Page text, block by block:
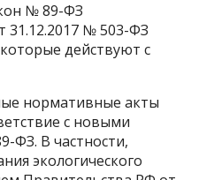
№ 89-ФЗ
№ 503-ФЗ
действуют с
нормативные акты
с новыми
ФЗ. В частности,
экологического